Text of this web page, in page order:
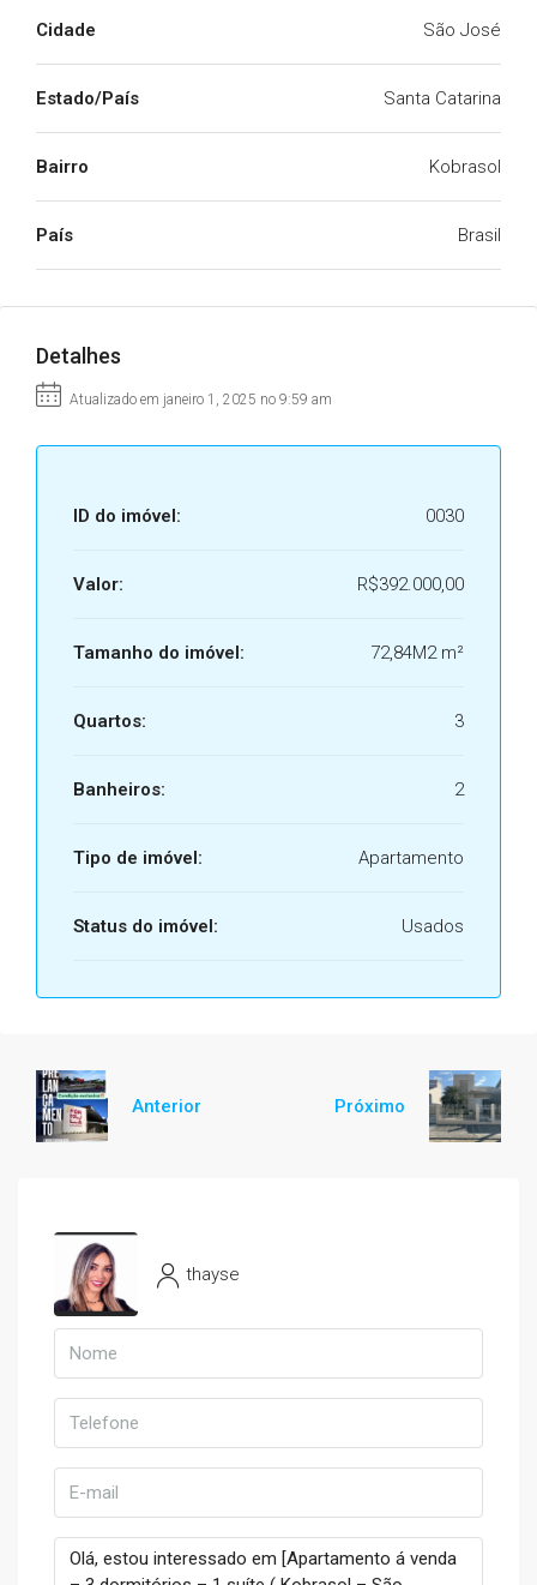
Cidade São José
Estado/País Santa Catarina
Bairro Kobrasol
País Brasil
Detalhes
Atualizado em janeiro 1, 2025 no 9:59 am
ID do imóvel: 0030
Valor: R$392.000,00
Tamanho do imóvel: 72,84M2 m²
Quartos: 3
Banheiros: 2
Tipo de imóvel: Apartamento
Status do imóvel: Usados
Anterior Próximo
thayse